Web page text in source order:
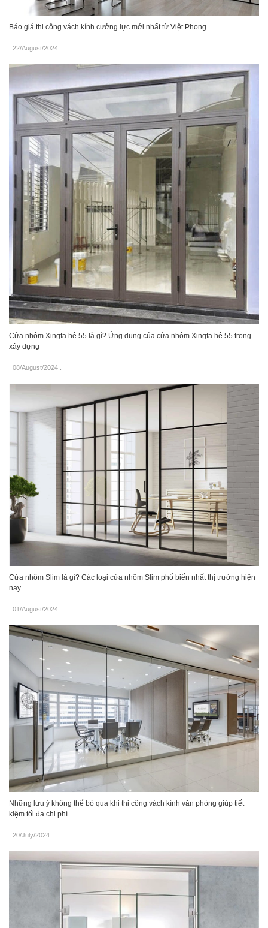
Báo giá thi công vách kính cưởng lực mới nhất từ Việt Phong
22/August/2024
Cửa nhôm Xingfa hệ 55 là gì? Ứng dụng của cửa nhôm Xingfa hệ 55 trong
xây dựng
08/August/2024
Cửa nhôm Slim là gì? Các loại cửa nhôm Slim phổ biến nhất thị trường hiện
nay
01/August/2024
Những lưu ý không thể bỏ qua khi thi công vách kính văn phòng giúp tiết
kiệm tối đa chi phí
20/July/2024